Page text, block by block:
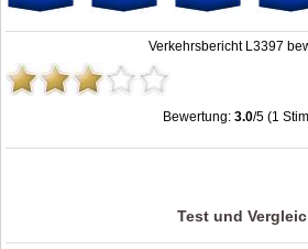
Verkehrsbericht L3397
Bewertung: 3.0/5 (1
Stau L3397: Unfälle, Sperrung & Baustellen |
Test und